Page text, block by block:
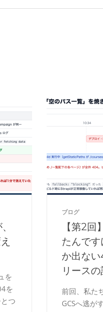
を
を
つ
ブログ
【第2
たんで
か出な
リース
前回、私た
GCSへ逃が